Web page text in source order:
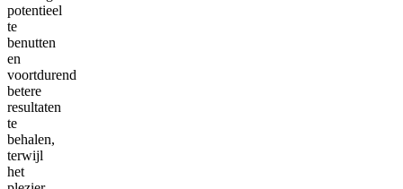
potentieel
te
benutten
en
voortdurend
betere
resultaten
te
behalen,
terwijl
het